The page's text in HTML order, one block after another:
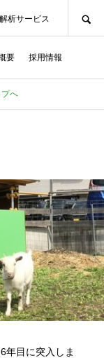
析サービス
要 採用情報
へ
年目に突入しま